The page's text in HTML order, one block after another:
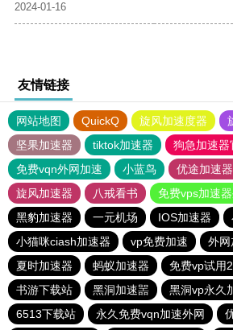
2024-01-16
友情链接
网站地图 QuickQ 旋风加速度器
坚果加速器
tiktok加速器
狗急加速器
免费vqn外网加速
小蓝鸟 优途加速
旋风加速器
八戒看书
免费vps加速
黑豹加速器
一元机场 IOS加速器
小猫咪ciash加速器
vp免费加速
外网
夏时加速器
蚂蚁加速器 免费vp试用
书游下载站
黑洞加速噐 黑洞vp永久
6513下载站
永久免费vqn加速外网